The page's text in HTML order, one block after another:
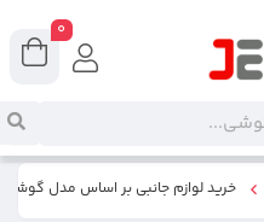
خرید لوازم جانبی بر اساس مدل گوشی
0